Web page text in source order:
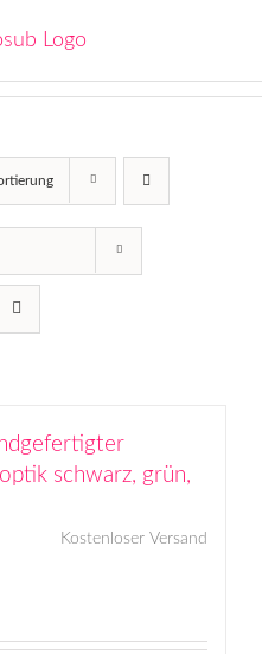
schwarz, grün,
Kostenloser Versand